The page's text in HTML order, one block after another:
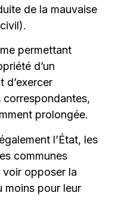
de la mauvaise
permettant
d’un
d’exercer
prolongée.
l’État, les
communes
opposer la
moins pour leur